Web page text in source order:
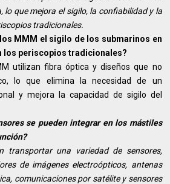
lo que mejora el sigilo, la confiabilidad y la
tradicionales.
MMM el sigilo de los submarinos en
los periscopios tradicionales?
utilizan fibra óptica y diseños que no
lo que elimina la necesidad de un
y mejora la capacidad de sigilo del
se pueden integrar en los mástiles
transportar una variedad de sensores,
de imágenes electroópticos, antenas
comunicaciones por satélite y sensores